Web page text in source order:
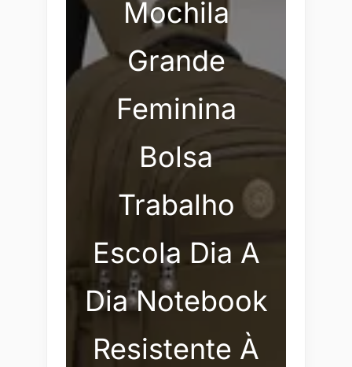
Mochila
Grande
Feminina
Bolsa
Trabalho
Escola Dia A
Dia Notebook
Resistente À